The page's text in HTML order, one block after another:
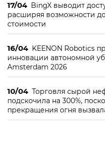
17/04 BingX выводит
расширяя возможности
стоимости
16/04 KEENON Robotics
инновации автономной
Amsterdam 2026
10/04 Торговля сырой
подскочила на 300%,
прекращения огня